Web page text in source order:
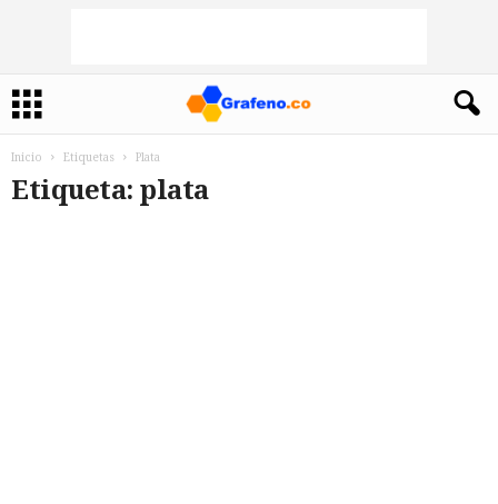
Inicio Etiquetas Plata
Etiqueta: plata